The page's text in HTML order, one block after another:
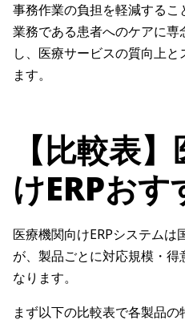
事務作業の負担を軽減する
業務である患者へのケアに
し、医療サービスの質向上
ます。
【比較表
けERPお
医療機関向けERPシステムは
が、製品ごとに対応規模・
なります。
まず以下の比較表で各製品